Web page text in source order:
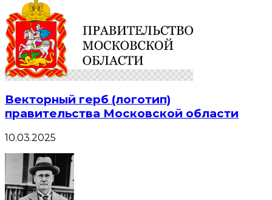
Векторный герб (логотип)
правительства Московской области
10.03.2025